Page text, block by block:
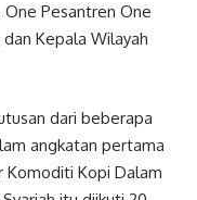
One Pesantren One
Kepala Wilayah
dari beberapa
angkatan pertama
Komoditi Kopi Dalam